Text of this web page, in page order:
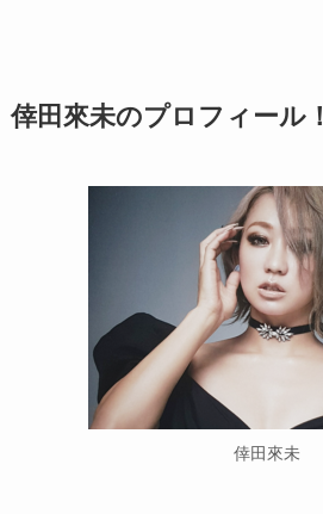
倖田來未のプロフィール！
倖田來未